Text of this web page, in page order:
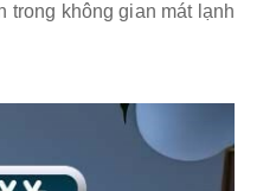
trong không gian mát lạnh